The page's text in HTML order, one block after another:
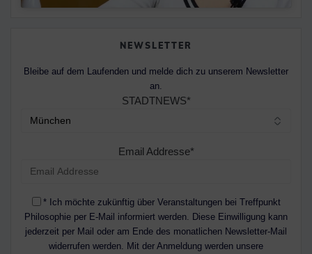
NEWSLETTER
Bleibe auf dem Laufenden und melde dich zu unserem Newsletter
an.
STADTNEWS*
Email Addresse*
* Ich möchte zukünftig über Veranstaltungen bei Treffpunkt
Philosophie per E-Mail informiert werden. Diese Einwilligung kann
jederzeit per Mail oder am Ende des monatlichen Newsletter-Mail
widerrufen werden. Mit der Anmeldung werden unsere